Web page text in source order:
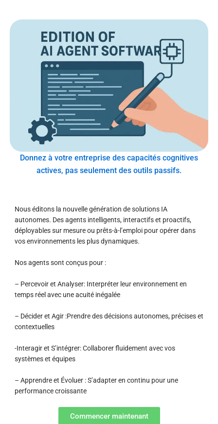
Donnez à votre entreprise des capacités cognitives
actives, pas seulement des outils passifs.
Nous éditons la nouvelle génération de solutions IA
autonomes. Des agents intelligents, interactifs et proactifs,
déployables sur mesure ou prêts-à-l’emploi pour opérer dans
vos environnements les plus dynamiques.
Nos agents sont conçus pour :
– Percevoir et Analyser: Interpréter leur environnement en
temps réel avec une acuité inégalée
– Décider et Agir :Prendre des décisions autonomes, précises et
contextuelles
-Interagir et S’intégrer: Collaborer fluidement avec vos
systèmes et équipes
– Apprendre et Évoluer : S’adapter en continu pour une
performance croissante
Commencer maintenant